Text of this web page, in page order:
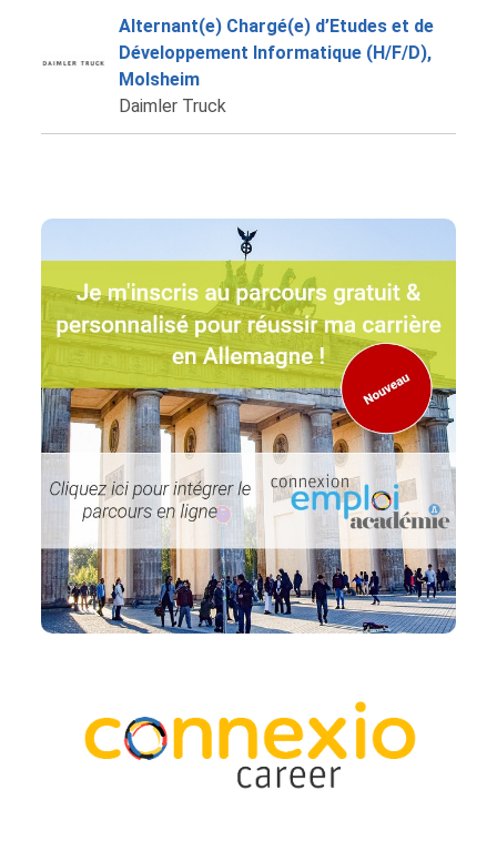
Alternant(e) Chargé(e) d’Etudes et de
Développement Informatique (H/F/D),
Molsheim
Daimler Truck